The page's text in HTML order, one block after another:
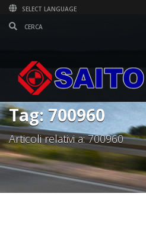
SELECT LANGUAGE
Tag: 700960
Articoli relativi a: 700960